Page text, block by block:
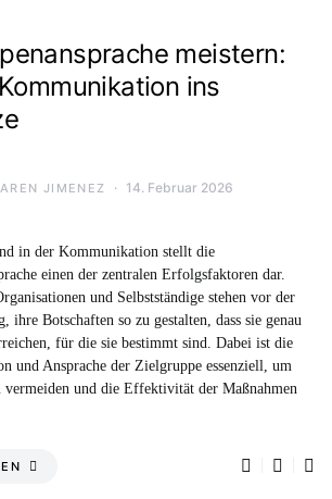
meistern:
ins
JIMENEZ 14. Februar 2026
in der Kommunikation stellt die
einen der zentralen Erfolgsfaktoren dar.
und Selbstständige stehen vor der
ihre Botschaften so zu gestalten, dass sie genau
für die sie bestimmt sind. Dabei ist die
und Ansprache der Zielgruppe essenziell, um
vermeiden und die Effektivität der Maßnahmen